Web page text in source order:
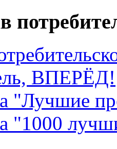
ВПЕРЁД!
"Лучшие
"1000